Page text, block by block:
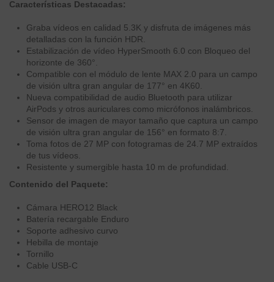
Características Destacadas:
Graba vídeos en calidad 5.3K y disfruta de imágenes más
detalladas con la función HDR.
Estabilización de vídeo HyperSmooth 6.0 con Bloqueo del
horizonte de 360°.
Compatible con el módulo de lente MAX 2.0 para un campo
de visión ultra gran angular de 177° en 4K60.
Nueva compatibilidad de audio Bluetooth para utilizar
AirPods y otros auriculares como micrófonos inalámbricos.
Sensor de imagen de mayor tamaño que captura un campo
de visión ultra gran angular de 156° en formato 8:7.
Toma fotos de 27 MP con fotogramas de 24.7 MP extraídos
de tus vídeos.
Resistente y sumergible hasta 10 m de profundidad.
Contenido del Paquete:
Cámara HERO12 Black
Batería recargable Enduro
Soporte adhesivo curvo
Hebilla de montaje
Tornillo
Cable USB-C